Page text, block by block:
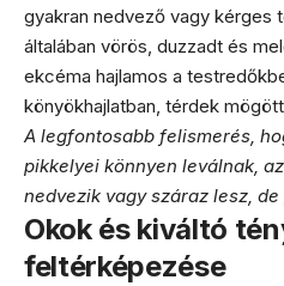
gyakran nedvező vagy kérges
általában vörös, duzzadt és
ekcéma hajlamos a
könyökhajlatban, térdek
A legfontosabb felismerés,
pikkelyei könnyen leválnak,
nedvezik vagy száraz lesz,
Okok és kiváltó
feltérképezése